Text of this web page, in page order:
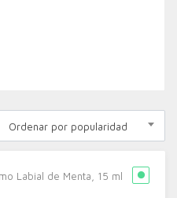
Ordenar por popularidad